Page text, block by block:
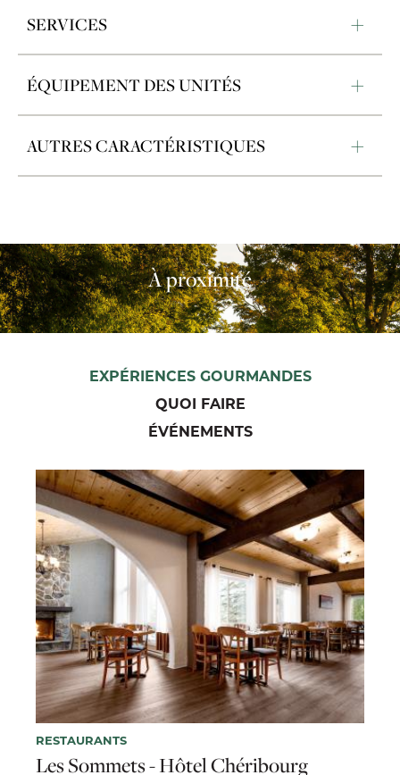
SERVICES
ÉQUIPEMENT DES UNITÉS
AUTRES CARACTÉRISTIQUES
À proximité
EXPÉRIENCES GOURMANDES
QUOI FAIRE
ÉVÉNEMENTS
RESTAURANTS
Les Sommets - Hôtel Chéribourg